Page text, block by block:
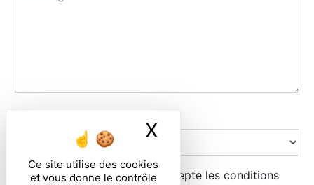
Ce site utilise des cookies
et vous donne le contrôle
X Masquer le
En cochant cette case, j'accepte les conditions